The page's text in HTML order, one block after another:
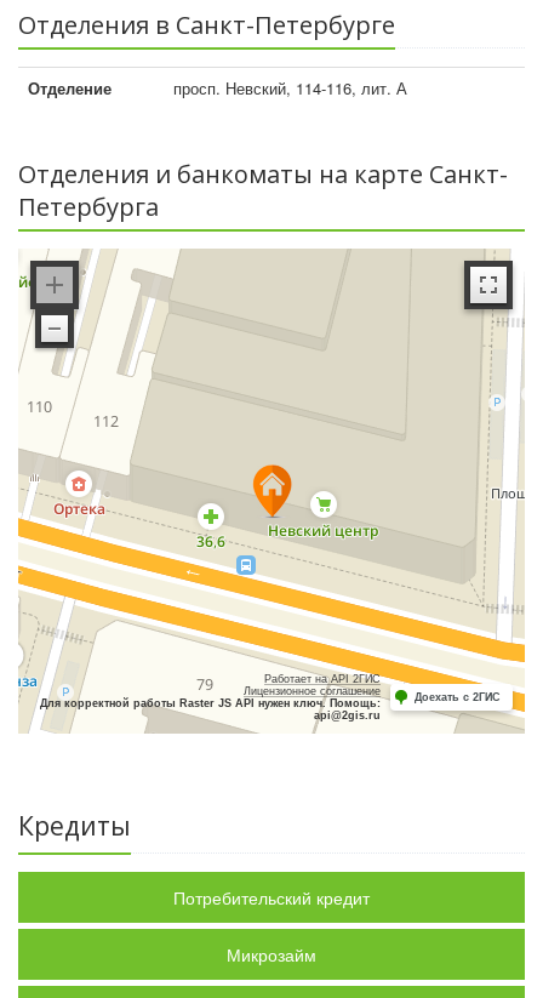
Отделения в Санкт-Петербурге
Отделение просп. Невский, 114-116, лит. А
Отделения и банкоматы на карте Санкт-
Петербурга
Работает на API 2ГИС
Лицензионное соглашение
Для корректной работы Raster JS API нужен ключ. Помощь:
api@2gis.ru
Доехать с 2ГИС
Кредиты
Потребительский кредит
Микрозайм